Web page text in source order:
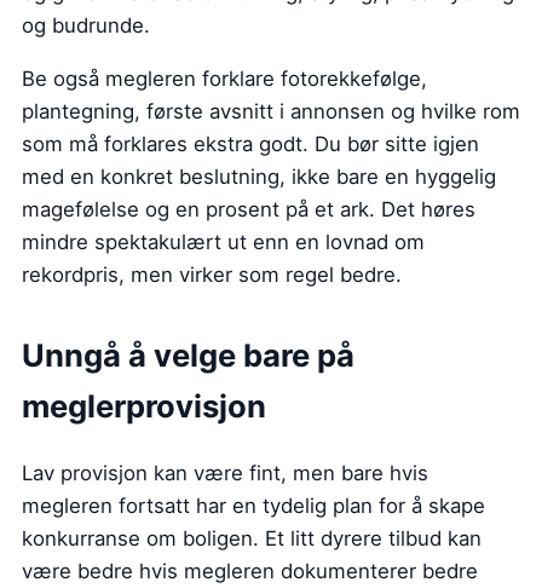
og budrunde.
Be også megleren forklare fotorekkefølge,
plantegning, første avsnitt i annonsen og hvilke rom
som må forklares ekstra godt. Du bør sitte igjen
med en konkret beslutning, ikke bare en hyggelig
magefølelse og en prosent på et ark. Det høres
mindre spektakulært ut enn en lovnad om
rekordpris, men virker som regel bedre.
Unngå å velge bare på
meglerprovisjon
Lav provisjon kan være fint, men bare hvis
megleren fortsatt har en tydelig plan for å skape
konkurranse om boligen. Et litt dyrere tilbud kan
være bedre hvis megleren dokumenterer bedre